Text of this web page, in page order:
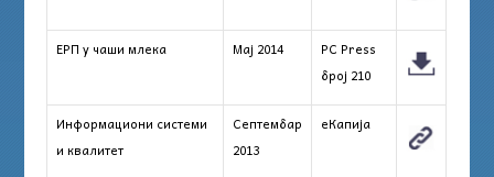
ЕРП у чаши млека Maj 2014
PC Press
број 210
Информациони системи
и квалитет
Септембар
2013
еКапија